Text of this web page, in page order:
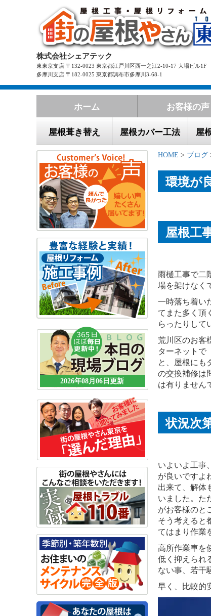
株式会社シェアテック
東東京支店 〒132-0023 東京都江戸川区西一之江2-10-17 大場ビル1F
多摩川支店 〒182-0025 東京都調布市多摩川3-68-1
ホーム お客様の声
屋根葺き替え 屋根カバー工法 屋
2026年08月06日更新
HOME > ブログ
環境が
屋根工
雨樋工事で二
場を架けなく
一時落ち着い
てまた多く頂
らったりして
荒川区のお客
ターネットで
と、屋根にも
の交換補修は
は有りません
状況次
いよいよ工事
が良いですよ
出来て、解体
いました。た
がお客様のと
そう考えると
てはまり作業
高所作業車を
低く抑えられ
ない事、若干
早く、比較的